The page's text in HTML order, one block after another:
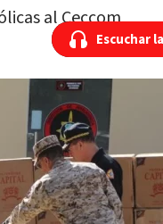
al Ceccom
Escuchar
Escuchar